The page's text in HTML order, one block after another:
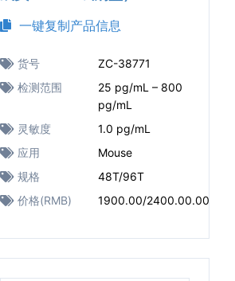
一键复制产品信息
货号
ZC-38771
检测范围
25 pg/mL – 800
pg/mL
灵敏度
1.0 pg/mL
应用
Mouse
规格
48T/96T
价格(RMB)
1900.00/2400.00.00